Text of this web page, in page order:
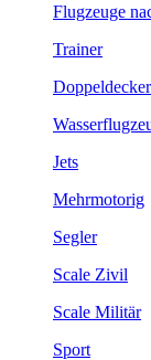
Flugzeuge
Trainer
Doppeldecker
Jets
Mehrmotorig
Segler
Scale Zivil
Scale Militär
Sport